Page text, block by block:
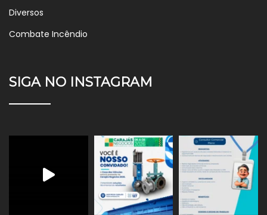
Diversos
Combate Incêndio
SIGA NO INSTAGRAM